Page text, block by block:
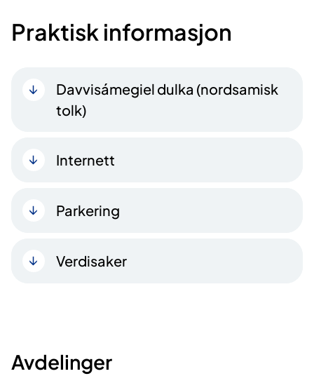
Praktisk informasjon
Davvisámegiel dulka (nordsamisk
tolk)
Internett
Parkering
Verdisaker
Avdelinger